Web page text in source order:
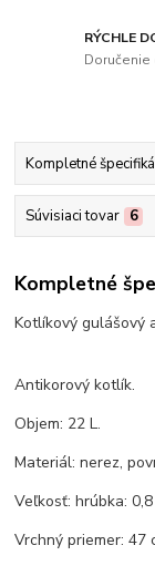
RÝCHLE
Doručenie
Kompletné
Súvisiaci tovar 6
Kompletné
Kotlíkový gulášový
Antikorový kotlík.
Objem: 22 L.
Materiál: nerez,
Veľkosť: hrúbka: 0,8
Vrchný priemer: 47